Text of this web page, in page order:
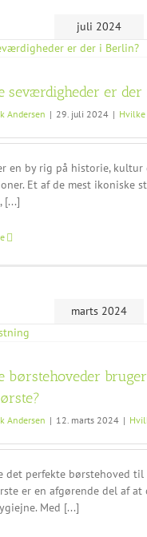
juli 2024
seværdigheder er der
Andersen | 29. juli 2024 | Hvilke
en by rig på historie, kultur
Et af de mest ikoniske
[...]
marts 2024
børstehoveder
Andersen | 12. marts 2024 |
det perfekte børstehoved
er en afgørende del af
Med [...]